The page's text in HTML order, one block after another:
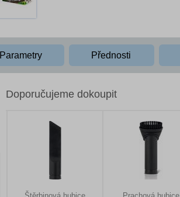
Parametry Přednosti
Doporučujeme dokoupit